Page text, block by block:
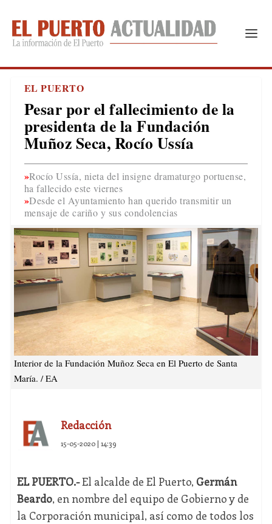
EL PUERTO
Pesar por el fallecimiento de la
presidenta de la Fundación
Muñoz Seca, Rocío Ussía
Rocío Ussía, nieta del insigne dramaturgo portuense,
ha fallecido este viernes
Desde el Ayuntamiento han querido transmitir un
mensaje de cariño y sus condolencias
Interior de la Fundación Muñoz Seca en El Puerto de Santa
María. / EA
Redacción
15-05-2020 | 14:39
EL PUERTO.-El alcalde de El Puerto, Germán
Beardo, en nombre del equipo de Gobierno y de
la Corporación municipal, así como de todos los